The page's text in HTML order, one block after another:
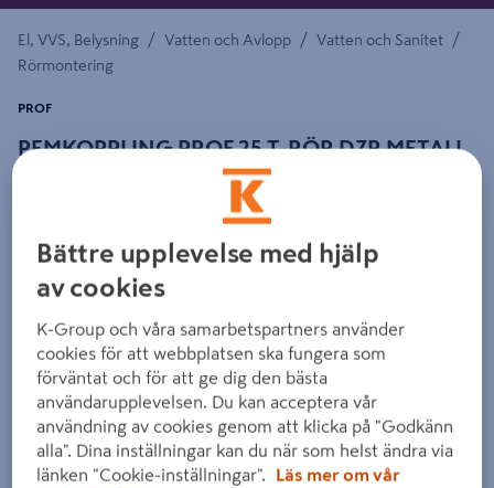
El, VVS, Belysning / Vatten och Avlopp / Vatten och Sanitet /
Rörmontering
PEMKOPPLING PROF 25 T-RÖR DZR METALL
PROF
Detaljerad beskrivning finns i produktbeskrivningsområdet
Bättre upplevelse med hjälp
av cookies
K-Group och våra samarbetspartners använder
cookies för att webbplatsen ska fungera som
förväntat och för att ge dig den bästa
användarupplevelsen. Du kan acceptera vår
användning av cookies genom att klicka på "Godkänn
alla". Dina inställningar kan du när som helst ändra via
länken "Cookie-inställningar".
Läs mer om vår